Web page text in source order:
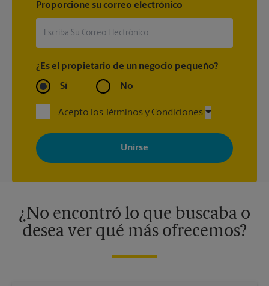
Proporcione su correo electrónico
¿Es el propietario de un negocio pequeño?
Sí No
Acepto los Términos y Condiciones
Al registrarse, acepta recibir correos electrónicos de The UPS
Store con noticias, ofertas especiales, promociones y mensajes
adaptados a sus intereses. Puede darse de baja en cualquier
momento. Para más información, consulte nuestra política de
¿No encontró lo que buscaba o
desea ver qué más ofrecemos?